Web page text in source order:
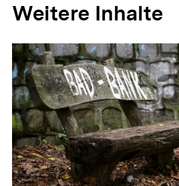
Weitere Inhalte
Inhaltskarousell
für
weitere
Inhalte
Inhaltskarussell
überspringen